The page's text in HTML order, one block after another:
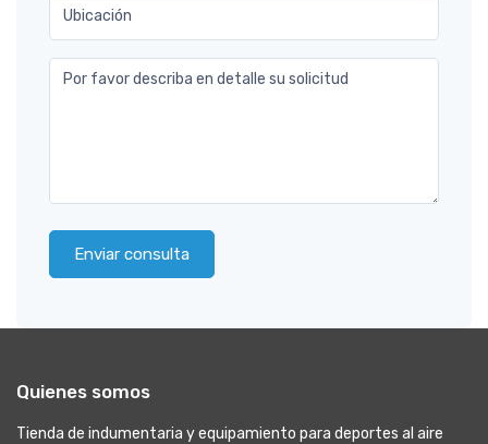
Ubicación
Por favor describa en detalle su solicitud
Enviar consulta
Quienes somos
Tienda de indumentaria y equipamiento para deportes al aire